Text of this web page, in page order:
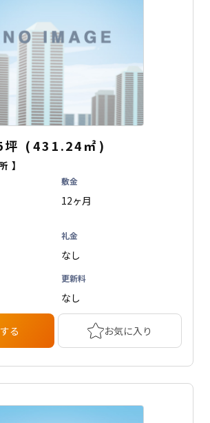
( 431.24㎡ )
】
敷金
12ヶ月
礼金
なし
更新料
なし
る お気に入り